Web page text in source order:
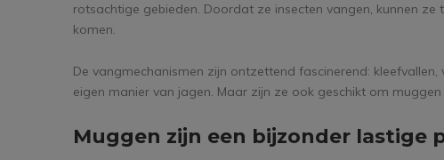
rotsachtige gebieden. Doordat ze insecten vangen, kunnen
komen.
De vangmechanismen zijn ontzettend fascinerend:
eigen manier van jagen. Maar zijn ze ook geschikt om
Muggen zijn een bijzonder lastige